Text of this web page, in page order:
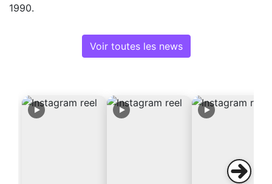
1990.
Voir toutes les news